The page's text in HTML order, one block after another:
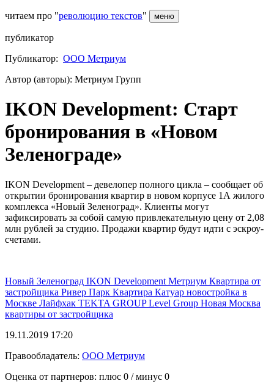
читаем про "революцию текстов" меню
публикатор
Публикатор: ООО Метриум
Автор (авторы): Метриум Групп
IKON Development: Старт
бронирования в «Новом
Зеленограде»
IKON Development – девелопер полного цикла – сообщает об
открытии бронирования квартир в новом корпусе 1А жилого
комплекса «Новый Зеленоград». Клиенты могут
зафиксировать за собой самую привлекательную цену от 2,08
млн рублей за студию. Продажи квартир будут идти с эскроу-
счетами.
Новый Зеленоград IKON Development Метриум Квартира от
застройщика Ривер Парк Квартира Катуар новостройка в
Москве Лайфхак TEKTA GROUPLevel Group Новая Москва
квартиры от застройщика
19.11.2019 17:20
Правообладатель: ООО Метриум
Оценка от партнеров: плюс 0 / минус 0